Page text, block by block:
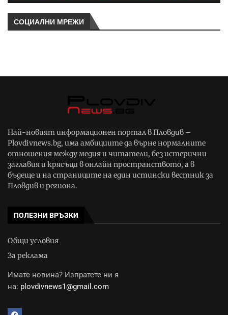
СОЦИАЛНИ МРЕЖИ
Най-новият информационен портал в Пловдив –
Plovdivnews.bg, има амбициите да върне нормалните
отношения между медия и читатели, без истерични
заглавия и крясъци в онлайн пространството, а в
бъдеще и на страниците на един истински вестник за
Пловдив и региона.
ПОЛЕЗНИ ВРЪЗКИ
Общи условия
За реклама
Имате новина? Изпратете ни я
на: plovdivnews1@gmail.com